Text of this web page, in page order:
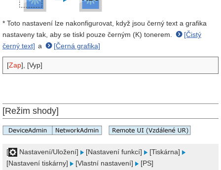
* Toto nastavení lze nakonfigurovat, když jsou černý text a grafika
nastaveny tak, aby se tiskl pouze černým (K) tonerem.
[Čistý
černý text] a [Černá grafika]
[Zap], [Vyp]
[Režim shody]
[ Nastavení/Uložení] [Nastavení funkcí]
[Tiskárna]
[Nastavení tiskárny]
[Vlastní nastavení] [PS]